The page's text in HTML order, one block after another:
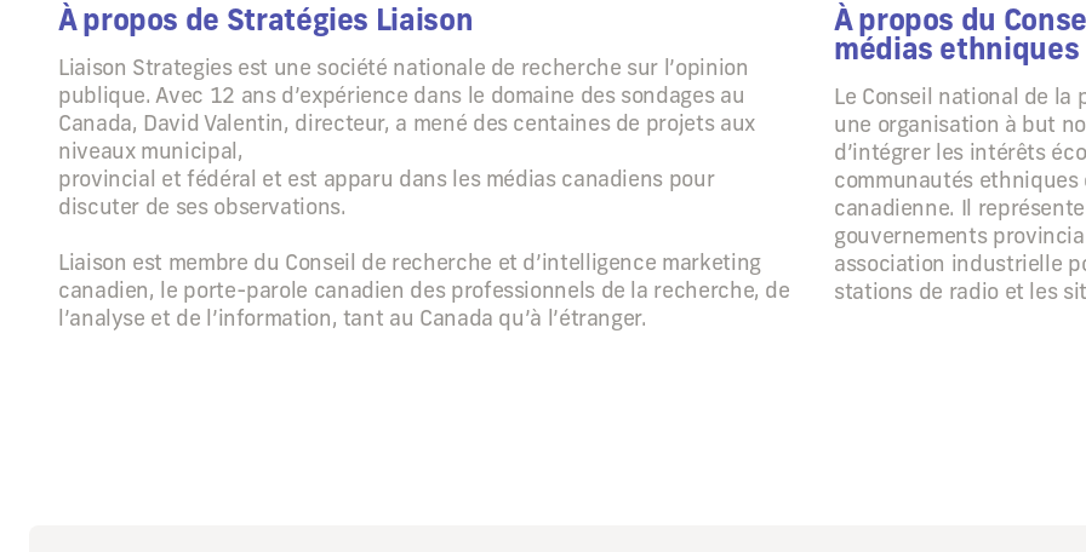
À propos de Stratégies Liaison
Liaison Strategies est une société nationale de recherche sur l’opinion
publique. Avec 12 ans d’expérience dans le domaine des sondages au
Canada, David Valentin, directeur, a mené des centaines de projets aux
niveaux municipal,
provincial et fédéral et est apparu dans les médias canadiens pour
discuter de ses observations.
Liaison est membre du Conseil de recherche et d’intelligence marketing
canadien, le porte-parole canadien des professionnels de la recherche, de
l’analyse et de l’information, tant au Canada qu’à l’étranger.
À propos du
médias ethniques
Le Conseil national de la
une organisation à but
d’intégrer les intérêts
communautés
canadienne. Il
gouvernements
association industrielle
stations de radio et les